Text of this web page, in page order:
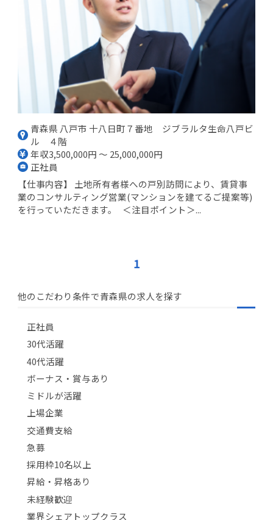
青森県 八戸市 十八日町７番地 ジブラルタ生命八戸ビ
ル ４階
年収3,500,000円 ～ 25,000,000円
正社員
【仕事内容】 土地所有者様への戸別訪問により、賃貸事
業のコンサルティング営業(マンションを建てるご提案等)
を行っていただきます。 ＜注目ポイント＞...
1
他のこだわり条件で青森県の求人を探す
正社員
30代活躍
40代活躍
ボーナス・賞与あり
ミドルが活躍
上場企業
交通費支給
急募
採用枠10名以上
昇給・昇格あり
未経験歓迎
業界シェアトップクラス